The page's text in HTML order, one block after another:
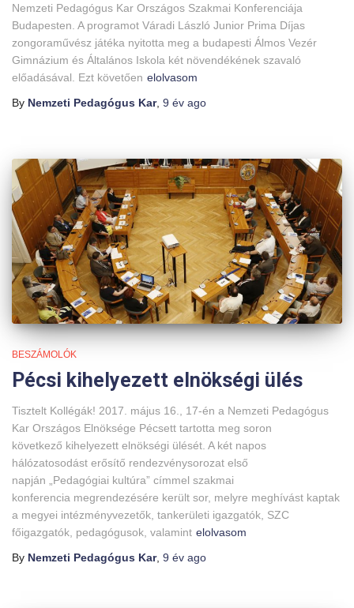
Nemzeti Pedagógus Kar Országos Szakmai Konferenciája
Budapesten. A programot Váradi László Junior Prima Díjas
zongoraművész játéka nyitotta meg a budapesti Álmos Vezér
Gimnázium és Általános Iskola két növendékének szavaló
előadásával. Ezt követően elolvasom
By Nemzeti Pedagógus Kar, 9 év ago
BESZÁMOLÓK
Pécsi kihelyezett elnökségi ülés
Tisztelt Kollégák! 2017. május 16., 17-én a Nemzeti Pedagógus
Kar Országos Elnöksége Pécsett tartotta meg soron
következő kihelyezett elnökségi ülését. A két napos
hálózatosodást erősítő rendezvénysorozat első
napján „Pedagógiai kultúra” címmel szakmai
konferencia megrendezésére került sor, melyre meghívást kaptak
a megyei intézményvezetők, tankerületi igazgatók, SZC
főigazgatók, pedagógusok, valamint elolvasom
By Nemzeti Pedagógus Kar, 9 év ago